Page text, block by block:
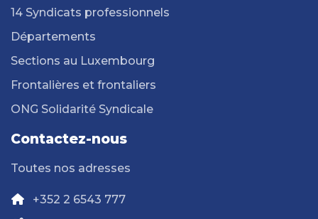
14 Syndicats professionnels
Départements
Sections au Luxembourg
Frontalières et frontaliers
ONG Solidarité Syndicale
Contactez-nous
Toutes nos adresses
+352 2 6543 777